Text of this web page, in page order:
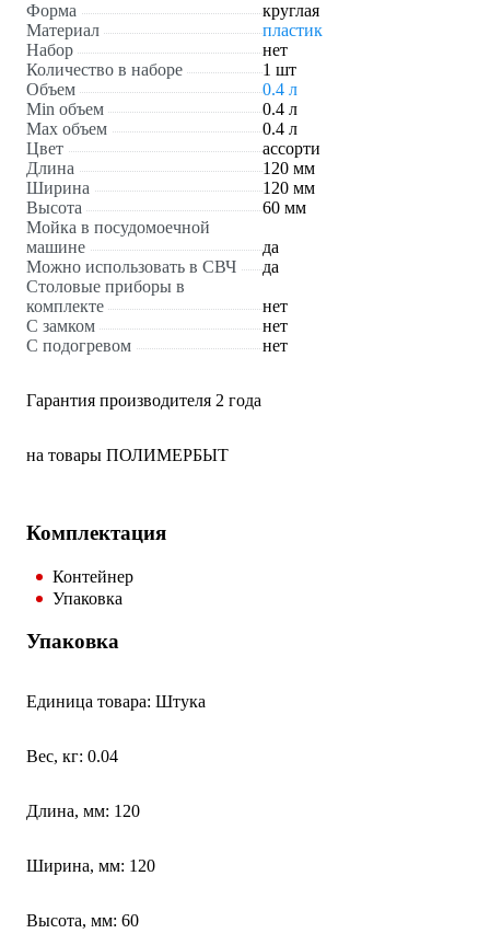
Форма
круглая
Материал
пластик
Набор
нет
Количество в наборе
1 шт
Объем
0.4 л
Min объем
0.4 л
Max объем
0.4 л
Цвет
ассорти
Длина
120 мм
Ширина
120 мм
Высота
60 мм
Мойка в посудомоечной
машине
да
Можно использовать в СВЧ
да
Столовые приборы в
комплекте
нет
С замком
нет
С подогревом
нет
Гарантия производителя 2 года
на товары ПОЛИМЕРБЫТ
Комплектация
Контейнер
Упаковка
Упаковка
Единица товара: Штука
Вес, кг: 0.04
Длина, мм: 120
Ширина, мм: 120
Высота, мм: 60